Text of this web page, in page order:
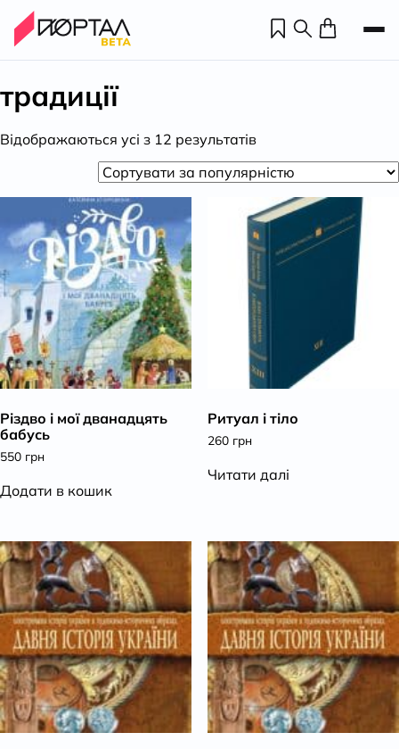
традиції
Відображаються усі з 12 результатівВідсортовано
популярністю
Різдво і мої дванадцять
бабусь
550 грн
Додати в кошик
Ритуал і тіло
260 грн
Читати далі